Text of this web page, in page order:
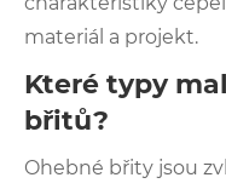
materiál a projekt.
Které typy
břitů?
Ohebné břity jsou